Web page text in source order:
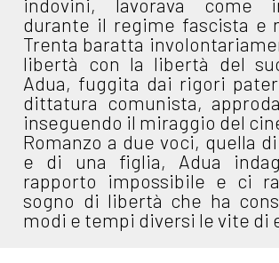
indovini, lavorava come
durante il regime fascista e
Trenta baratta
libertà con la libertà del
Adua, fuggita dai rigori
dittatura comunista,
inseguendo il miraggio del
Romanzo a due voci, quella
e di una figlia, Adua
rapporto impossibile e ci
sogno di libertà che ha
modi e tempi diversi le vite di